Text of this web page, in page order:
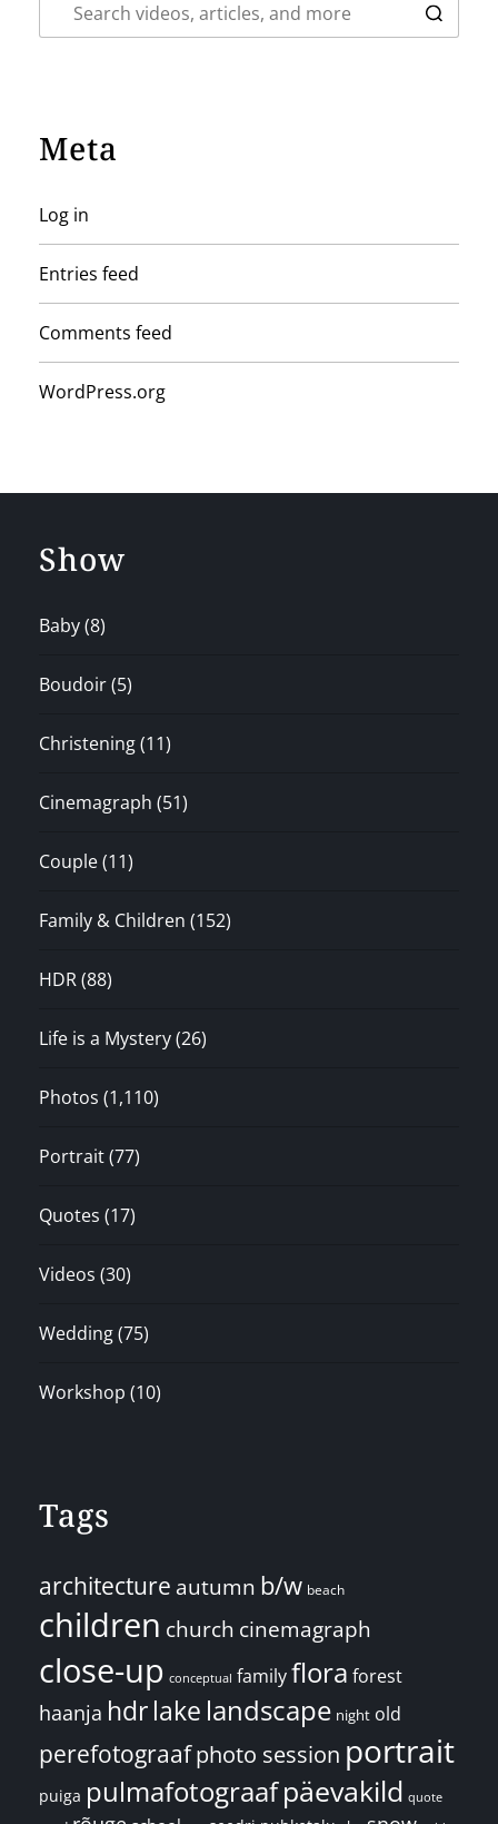
Meta
Log in
Entries feed
Comments feed
WordPress.org
Show
Baby(8)
Boudoir(5)
Christening(11)
Cinemagraph (51)
Couple(11)
Family & Children (152)
HDR(88)
Life is a Mystery(26)
Photos (1,110)
Portrait(77)
Quotes (17)
Videos (30)
Wedding(75)
Workshop (10)
Tags
architecture autumn b/w beach
children church cinemagraph
close-up conceptual familyflora forest
haanja hdrlake landscape night old
perefotograafphoto session portrait
puiga pulmafotograafpäevakild quote